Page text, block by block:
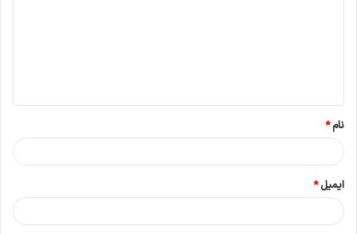
*
نام*
ایمیل*